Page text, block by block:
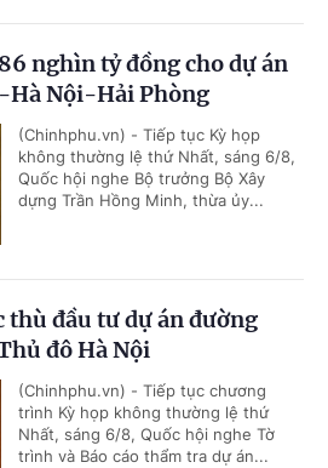
nghìn tỷ đồng cho dự án
Hà Nội-Hải Phòng
(Chinhphu.vn) - Tiếp tục Kỳ họp
không thường lệ thứ Nhất, sáng 6/8,
Quốc hội nghe Bộ trưởng Bộ Xây
dựng Trần Hồng Minh, thừa ủy...
thù đầu tư dự án đường
đô Hà Nội
(Chinhphu.vn) - Tiếp tục chương
trình Kỳ họp không thường lệ thứ
Nhất, sáng 6/8, Quốc hội nghe Tờ
trình và Báo cáo thẩm tra dự án...